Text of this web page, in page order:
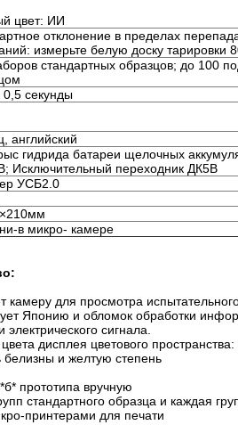
цвет: ИИ
отклонение в пределах
измерьте белую доску тарировки
стандартных образцов; до 100
секунды
английский
гидрида батареи щелочных
Исключительный переходник ДК5В
УСБ2.0
в микро- камере
камеру для просмотра
Японию и обломок обработки
сигнала.
дисплея цветового
белизны и желтую степень
прототипа вручную
стандартного образца и каждая
принтерами для печати